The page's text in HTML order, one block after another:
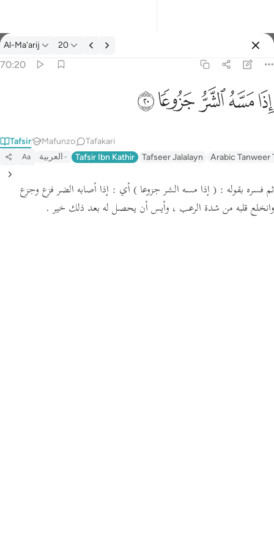
Tafsir: Al-Ma'arij 70:20
Al-Ma'arij 20
70:20
ﱰﱱﱲﱳﱴ
Tafsir Mafunzo Tafakari
Aa العربية Tafsir Ibn Kathir Tafseer Jalalayn Arabic Tanweer
ثم فسره بقوله : ( إذا مسه الشر جزوعا ) أي : إذا أصابه الضر فزع وجزع
وانخلع قلبه من شدة الرعب ، وأيس أن يحصل له بعد ذلك خير .